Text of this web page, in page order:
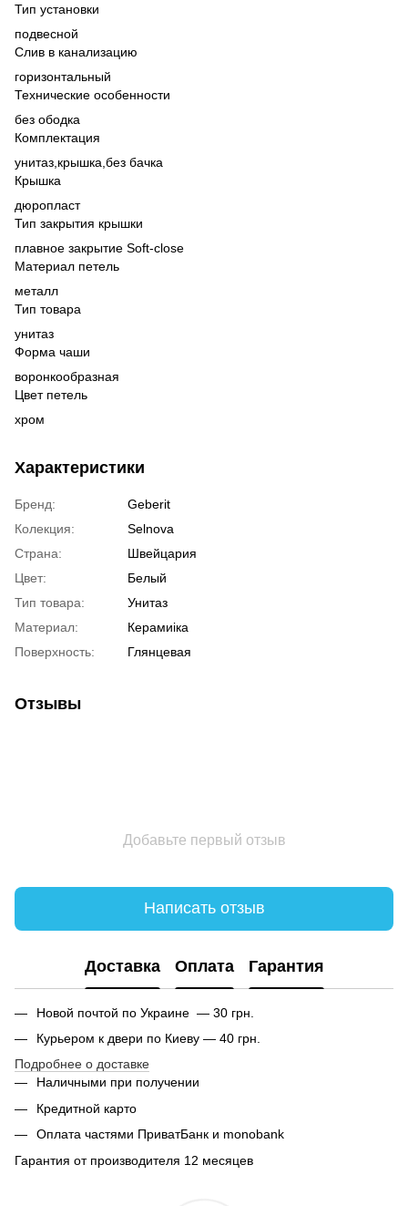
Тип установки
подвесной
Слив в канализацию
горизонтальный
Технические особенности
без ободка
Комплектация
унитаз, крышка, без бачка
Крышка
дюропласт
Тип закрытия крышки
плавное закрытие Soft-close
Материал петель
металл
Тип товара
унитаз
Форма чаши
воронкообразная
Цвет петель
хром
Характеристики
Бренд:
Geberit
Колекция:
Selnova
Страна:
Швейцария
Цвет:
Белый
Тип товара:
Унитаз
Материал:
Керамиіка
Поверхность:
Глянцевая
Отзывы
Добавьте первый отзыв
Написать отзыв
Доставка Оплата Гарантия
Новой почтой по Украине — 30 грн.
Курьером к двери по Киеву — 40 грн.
Подробнее о доставке
Наличными при получении
Кредитной карто
Оплата частями ПриватБанк и monobank
Гарантия от производителя 12 месяцев